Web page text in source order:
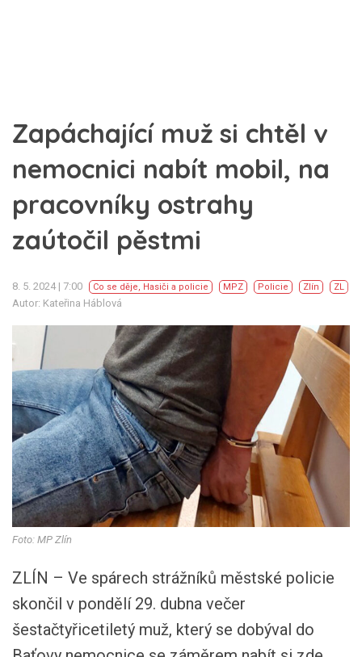
Zapáchající muž si chtěl v
nemocnici nabít mobil, na
pracovníky ostrahy
zaútočil pěstmi
8. 5. 2024 | 7:00 Co se děje, Hasiči a policie MPZ Policie Zlín ZL
Autor: Kateřina Háblová
Foto: MP Zlín
ZLÍN – Ve spárech strážníků městské policie
skončil v pondělí 29. dubna večer
šestačtyřicetiletý muž, který se dobýval do